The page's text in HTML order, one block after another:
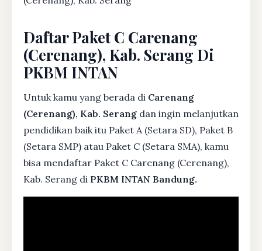
Daftar Paket C Carenang
(Cerenang), Kab. Serang Di
PKBM INTAN
Untuk kamu yang berada di Carenang
(Cerenang), Kab. Serang dan ingin melanjutkan
pendidikan baik itu Paket A (Setara SD), Paket B
(Setara SMP) atau Paket C (Setara SMA), kamu
bisa mendaftar Paket C Carenang (Cerenang),
Kab. Serang di PKBM INTAN Bandung.